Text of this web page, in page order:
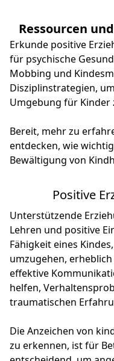
Ressourcen
Erkunde positive
für psychische
Mobbing und
Disziplinstrategien,
Umgebung für Kinder
Bereit, mehr zu
entdecken, wie
Bewältigung von
Positive
Unterstützende
Lehren und positive
Fähigkeit eines
umzugehen,
effektive
helfen,
traumatischen
Die Anzeichen von
zu erkennen, ist für